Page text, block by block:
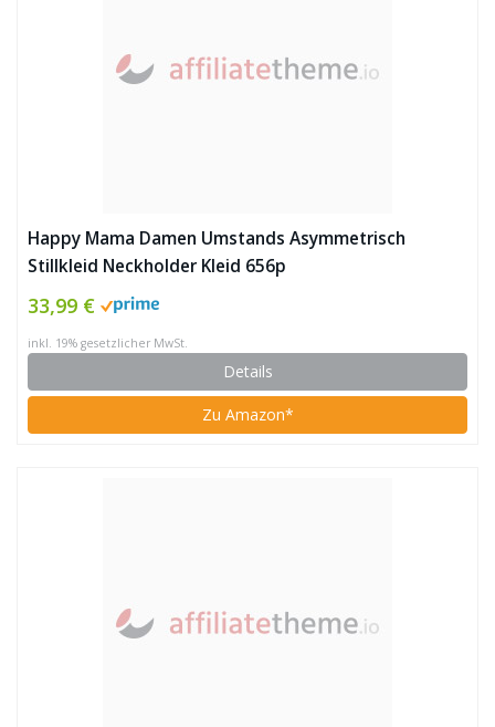
Happy Mama Damen Umstands Asymmetrisch
Stillkleid Neckholder Kleid 656p
33,99 €
inkl. 19% gesetzlicher MwSt.
Details
Zu Amazon*